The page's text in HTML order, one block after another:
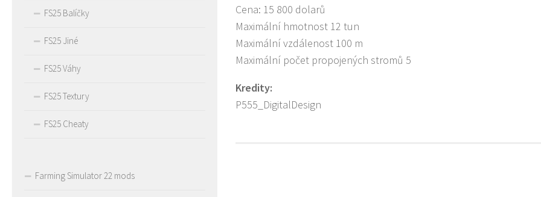
Cena: 15 800 dolarů
Maximální hmotnost 12 tun
Maximální vzdálenost 100 m
Maximální počet propojených stromů 5
Kredity:
P555_DigitalDesign
FS25 Balíčky
FS25 Jiné
FS25 Váhy
FS25 Textury
FS25 Cheaty
Farming Simulator 22 mods